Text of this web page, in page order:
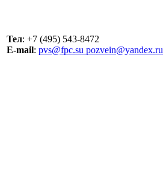
Тел: +7 (495) 543-8472
E-mail: pvs@fpc.su pozvein@yandex.ru